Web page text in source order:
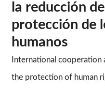
la reducción
protección de
humanos
International
the protection of human